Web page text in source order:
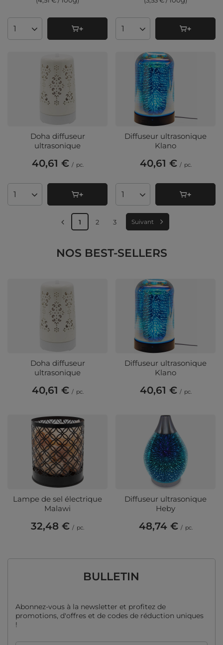
Quantité de produits Quantité de produits
Doha diffuseur
ultrasonique
40,61 € / pc.
Quantité de produits
Diffuseur ultrasonique
Klano
40,61 € / pc.
Quantité de produits
1 2 3 Suivant
NOS BEST-SELLERS
Doha diffuseur
ultrasonique
40,61 € / pc.
Diffuseur ultrasonique
Klano
40,61 € / pc.
Lampe de sel électrique
Malawi
32,48 € / pc.
Diffuseur ultrasonique
Heby
48,74 € / pc.
BULLETIN
Abonnez-vous à la newsletter et profitez de
promotions, d'offres et de codes de réduction uniques
!